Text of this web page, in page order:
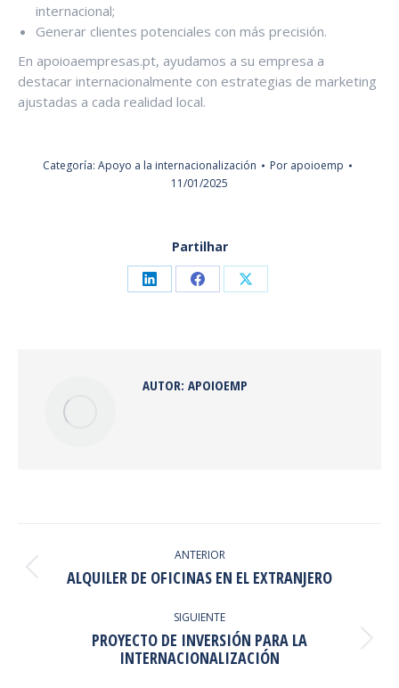
internacional;
Generar clientes potenciales con más precisión.
En apoioaempresas.pt, ayudamos a su empresa a
destacar internacionalmente con estrategias de marketing
ajustadas a cada realidad local.
Categoría: Apoyo a la internacionalización Por apoioemp
11/01/2025
Partilhar
Share Share Share
AUTOR: APOIOEMP
ENTRE
PUBLICACIONES
ANTERIOR
Publicación
ALQUILER DE OFICINAS EN EL EXTRANJERO
SIGUIENTE
Publicación
siguiente:
PROYECTO DE INVERSIÓN PARA LA
INTERNACIONALIZACIÓN